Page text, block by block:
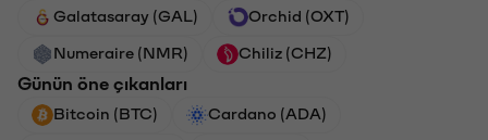
Galatasaray (GAL) Orchid (OXT)
Numeraire (NMR) Chiliz (CHZ)
Günün öne çıkanları
Bitcoin (BTC) Cardano (ADA)